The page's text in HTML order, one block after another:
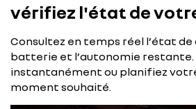
vérifiez l'état de
Consultez en temps réel l’état
batterie et l’autonomie restante.
instantanément ou planifiez
moment souhaité.